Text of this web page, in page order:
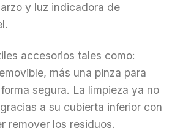
y luz indicadora de
accesorios tales como:
más una pinza para
segura. La limpieza ya no
a su cubierta inferior con
remover los residuos.